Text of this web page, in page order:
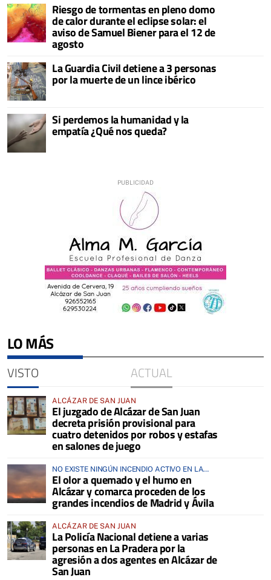
Riesgo de tormentas en pleno domo
de calor durante el eclipse solar: el
aviso de Samuel Biener para el 12 de
agosto
La Guardia Civil detiene a 3 personas
por la muerte de un lince ibérico
Si perdemos la humanidad y la
empatía ¿Qué nos queda?
LO MÁS
VISTO ACTUAL
ALCÁZAR DE SAN JUAN
El juzgado de Alcázar de San Juan
decreta prisión provisional para
cuatro detenidos por robos y estafas
en salones de juego
NO EXISTE NINGÚN INCENDIO ACTIVO EN LA
COMARCA
El olor a quemado y el humo en
Alcázar y comarca proceden de los
grandes incendios de Madrid y Ávila
ALCÁZAR DE SAN JUAN
La Policía Nacional detiene a varias
personas en La Pradera por la
agresión a dos agentes en Alcázar de
San Juan